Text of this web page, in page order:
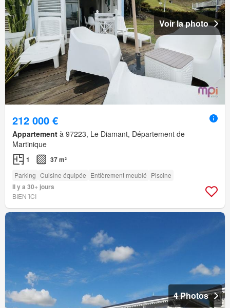
Voir la photo
212 000 €
Appartement à 97223, Le Diamant, Département de
Martinique
1 37 m²
Parking Cuisine équipée Entièrement meublé Piscine
Il y a 30+ jours
BIEN´ICI
4 Photos